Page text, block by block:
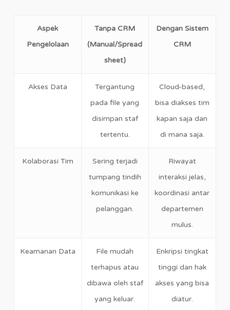
Aspek
Pengelolaan
Tanpa CRM
(Manual/Spread
sheet)
Dengan Sistem
CRM
Akses Data
Tergantung
pada file yang
disimpan staf
tertentu.
Cloud-based,
bisa diakses tim
kapan saja dan
di mana saja.
Kolaborasi Tim
Sering terjadi
tumpang tindih
komunikasi ke
pelanggan.
Riwayat
interaksi jelas,
koordinasi antar
departemen
mulus.
Keamanan Data
File mudah
terhapus atau
dibawa oleh staf
yang keluar.
Enkripsi tingkat
tinggi dan hak
akses yang bisa
diatur.